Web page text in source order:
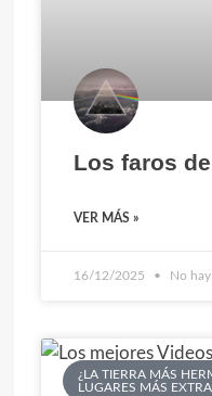
Los faros
VER MÁS »
16/12/2025 No
¿LA TIERRA MÁS
LUGARES MÁS